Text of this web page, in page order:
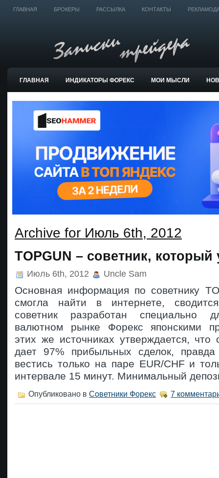
ГЛАВНАЯ БРОКЕРЫ РАССЫЛКА КОНТАКТЫ
ГЛАВНАЯ ИНДИКАТОРЫ ФОРЕКС МОИ МЫСЛИ
ТОРГОВЫЕ СИСТЕМЫ
Archive for Июль 6th, 2012
TOPGUN – советник, который
Июль 6th, 2012 Uncle Sam
Основная информация по советнику
смогла найти в интернете,
советник разработан специально
валютном рынке Форекс японскими
этих же источниках утверждается, что
дает 97% прибыльных сделок, правда
вестись только на паре EUR/CHF и
интервале 15 минут. Минимальный
Опубликовано в Советники Форекс 7